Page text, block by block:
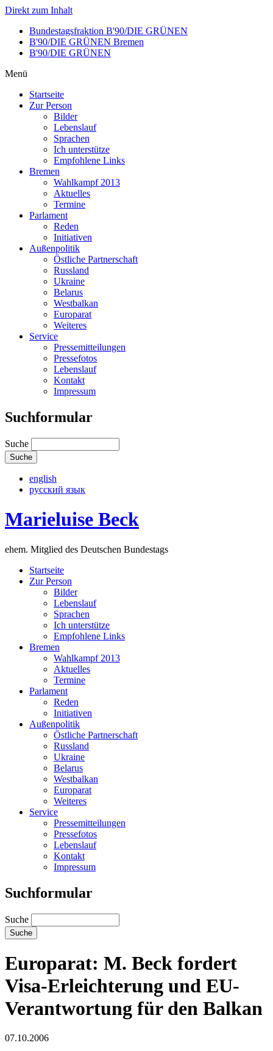
Direkt zum Inhalt
Bundestagsfraktion B'90/DIE GRÜNEN
B'90/DIE GRÜNEN Bremen
B'90/DIE GRÜNEN
Menü
Startseite
Zur Person
Bilder
Lebenslauf
Sprachen
Ich unterstütze
Empfohlene Links
Bremen
Wahlkampf 2013
Aktuelles
Termine
Parlament
Reden
Initiativen
Außenpolitik
Östliche Partnerschaft
Russland
Ukraine
Belarus
Westbalkan
Europarat
Weiteres
Service
Pressemitteilungen
Pressefotos
Lebenslauf
Kontakt
Impressum
Suchformular
Suche
english
русский язык
Marieluise Beck
ehem. Mitglied des Deutschen Bundestags
Startseite
Zur Person
Bilder
Lebenslauf
Sprachen
Ich unterstütze
Empfohlene Links
Bremen
Wahlkampf 2013
Aktuelles
Termine
Parlament
Reden
Initiativen
Außenpolitik
Östliche Partnerschaft
Russland
Ukraine
Belarus
Westbalkan
Europarat
Weiteres
Service
Pressemitteilungen
Pressefotos
Lebenslauf
Kontakt
Impressum
Suchformular
Suche
Europarat: M. Beck fordert
Visa-Erleichterung und EU-
Verantwortung für den Balkan
07.10.2006